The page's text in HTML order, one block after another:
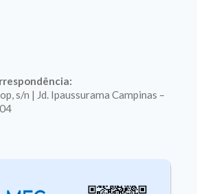
s/n | Jd. Ipaussurama Campinas –